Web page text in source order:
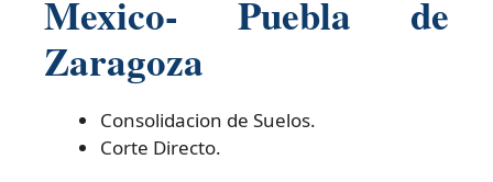
Mexico- Puebla de
Zaragoza
Consolidacion de Suelos.
Corte Directo.